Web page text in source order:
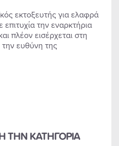
εκτοξευτής για ελαφρά
την εναρκτήρια
πλέον εισέρχεται στη
ευθύνη της
ΤΗΝ ΚΑΤΗΓΟΡΙΑ